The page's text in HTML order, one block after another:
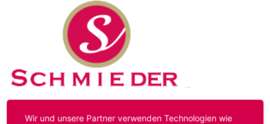
Kontakt Impressum Datenschutz
Wir und unsere Partner verwenden Technologien wie